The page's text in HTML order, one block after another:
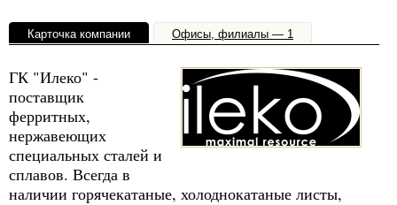
Карточка компании Офисы, филиалы — 1
ГК "Илеко" -
поставщик
ферритных,
нержавеющих
специальных сталей и
сплавов. Всегда в
наличии горячекатаные, холоднокатаные листы,